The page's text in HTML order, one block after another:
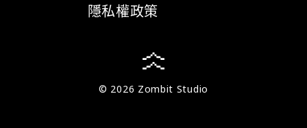
隱私權政策
© 2026 Zombit Studio